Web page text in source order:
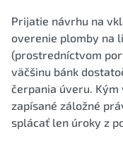
Prijatie návrhu na
overenie plomby na
(prostredníctvom
väčšinu bánk
čerpania úveru. Kým
zapísané záložné
splácať len úroky z